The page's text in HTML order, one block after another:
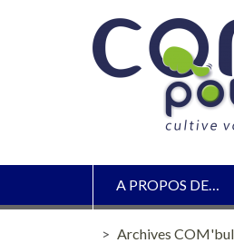
A PROPOS DE…
> Archives